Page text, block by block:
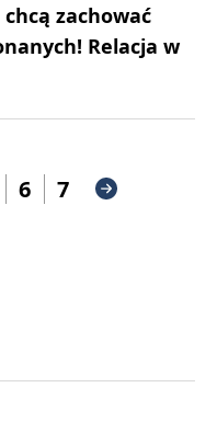
zachować
Relacja w
6 7